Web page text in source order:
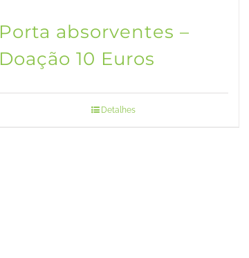
Porta absorventes –
Doação 10 Euros
Detalhes